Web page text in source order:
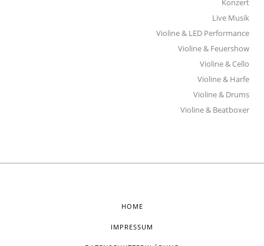
Konzert
Live Musik
Violine & LED Performance
Violine & Feuershow
Violine & Cello
Violine & Harfe
Violine & Drums
Violine & Beatboxer
HOME
IMPRESSUM